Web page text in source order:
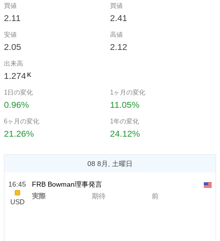
買値
2.11
買値
2.41
安値
2.05
高値
2.12
出来高
1.274 K
1日の変化
0.96%
1ヶ月の変化
11.05%
6ヶ月の変化
21.26%
1年の変化
24.12%
08 8月, 土曜日
16:45
USD
FRB Bowman理事発言
実際
期待 前